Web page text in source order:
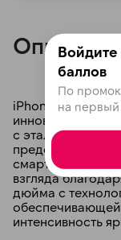
Описание
iPhone 15 Pro -
инновационными
с эталоном мощи
смартфонов.
взгляда
дюйма с
обеспечивающей
интенсивность
баллов
По
на первый